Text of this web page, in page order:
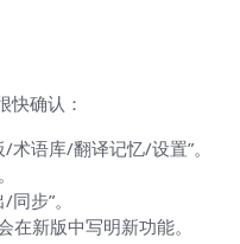
快确认：
语库/翻译记忆/设置”。
步”。
新版中写明新功能。